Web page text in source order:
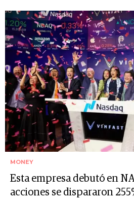
MONEY
Esta empresa debutó en
acciones se dispararon